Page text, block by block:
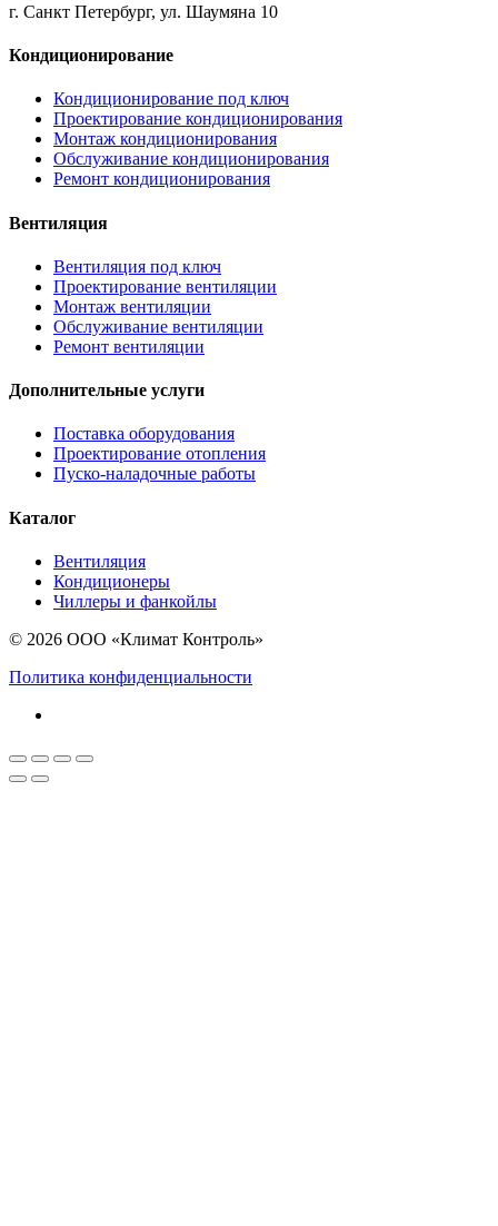
г. Санкт Петербург, ул. Шаумяна 10
Кондиционирование
Кондиционирование под ключ
Проектирование кондиционирования
Монтаж кондиционирования
Обслуживание кондиционирования
Ремонт кондиционирования
Вентиляция
Вентиляция под ключ
Проектирование вентиляции
Монтаж вентиляции
Обслуживание вентиляции
Ремонт вентиляции
Дополнительные услуги
Поставка оборудования
Проектирование отопления
Пуско-наладочные работы
Каталог
Вентиляция
Кондиционеры
Чиллеры и фанкойлы
© 2026 ООО «Климат Контроль»
Политика конфиденциальности